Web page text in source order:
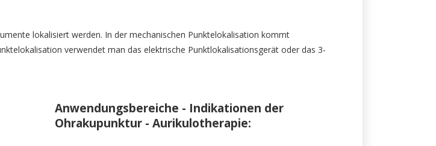
lokalisiert werden. In der mechanischen Punktelokalisation kommt
verwendet man das elektrische Punktlokalisationsgerät oder das 3-
Anwendungsbereiche - Indikationen der
Ohrakupunktur - Aurikulotherapie: